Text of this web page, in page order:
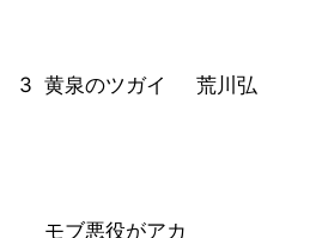
3 黄泉のツガイ 荒川弘
モブ悪役がアカ